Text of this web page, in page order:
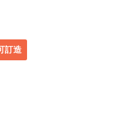
訂造